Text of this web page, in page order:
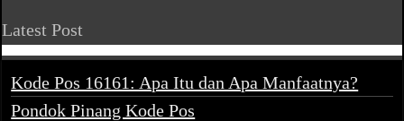
Latest Post
Kode Pos 16161: Apa Itu dan Apa Manfaatnya?
Pondok Pinang Kode Pos